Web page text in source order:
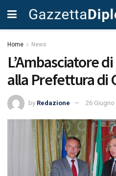
Home News
L’Ambasciatore
alla Prefettura di
by Redazione 26 Giugno